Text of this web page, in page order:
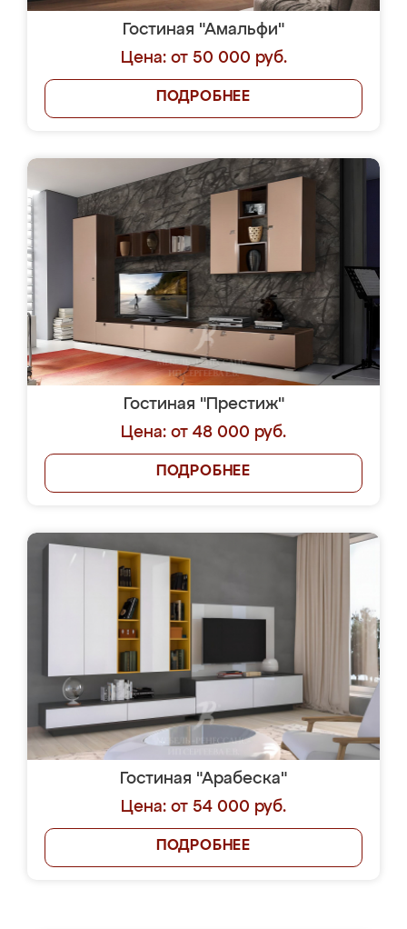
Гостиная "Амальфи"
Цена: от 50 000 руб.
ПОДРОБНЕЕ
Гостиная "Престиж"
Цена: от 48 000 руб.
ПОДРОБНЕЕ
Гостиная "Арабеска"
Цена: от 54 000 руб.
ПОДРОБНЕЕ